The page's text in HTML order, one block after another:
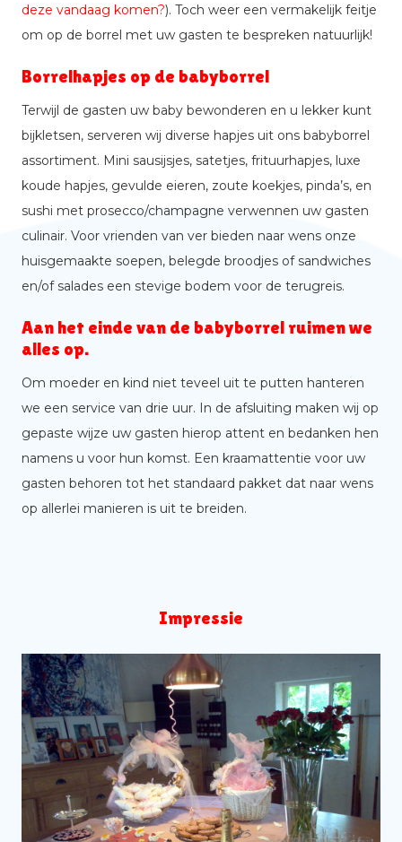
deze vandaag komen?). Toch weer een vermakelijk feitje
om op de borrel met uw gasten te bespreken natuurlijk!
Borrelhapjes op de babyborrel
Terwijl de gasten uw baby bewonderen en u lekker kunt
bijkletsen, serveren wij diverse hapjes uit ons babyborrel
assortiment. Mini sausijsjes, satetjes, frituurhapjes, luxe
koude hapjes, gevulde eieren, zoute koekjes, pinda’s, en
sushi met prosecco/champagne verwennen uw gasten
culinair. Voor vrienden van ver bieden naar wens onze
huisgemaakte soepen, belegde broodjes of sandwiches
en/of salades een stevige bodem voor de terugreis.
Aan het einde van de babyborrel ruimen we
alles op.
Om moeder en kind niet teveel uit te putten hanteren
we een service van drie uur. In de afsluiting maken wij op
gepaste wijze uw gasten hierop attent en bedanken hen
namens u voor hun komst. Een kraamattentie voor uw
gasten behoren tot het standaard pakket dat naar wens
op allerlei manieren is uit te breiden.
Impressie